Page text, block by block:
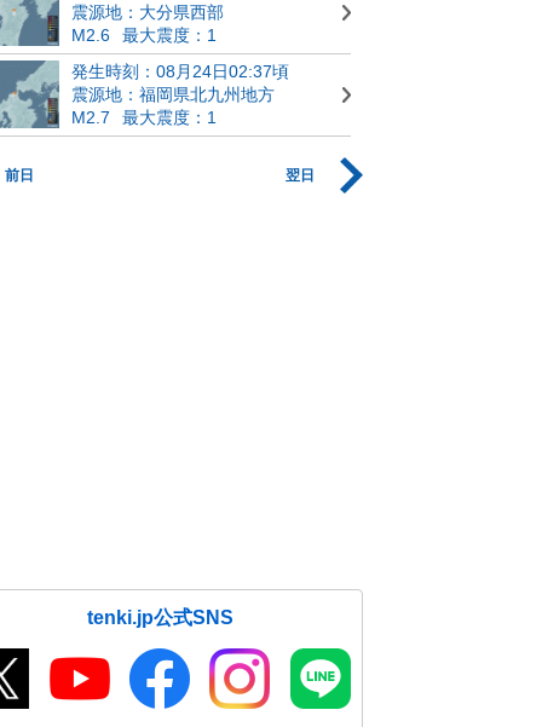
震源地：大分県西部
M2.6
最大震度：1
発生時刻：08月24日02:37頃
震源地：福岡県北九州地方
M2.7
最大震度：1
前日 翌日
tenki.jp公式SNS